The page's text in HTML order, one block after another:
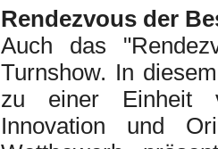
Rendezvous der
Auch das
Turnshow. In
zu einer Einheit
Innovation und